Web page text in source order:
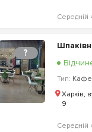
Середній
?
Тип: Кафе
Харків,
9
Середній